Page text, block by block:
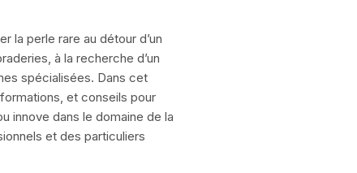
la perle rare au détour d’un
à la recherche d’un
spécialisées. Dans cet
et conseils pour
innove dans le domaine de la
et des particuliers